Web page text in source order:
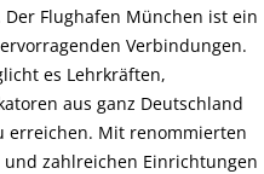
Flughafen München ist ein
Verbindungen.
es Lehrkräften,
aus ganz Deutschland
erreichen. Mit renommierten
zahlreichen Einrichtungen